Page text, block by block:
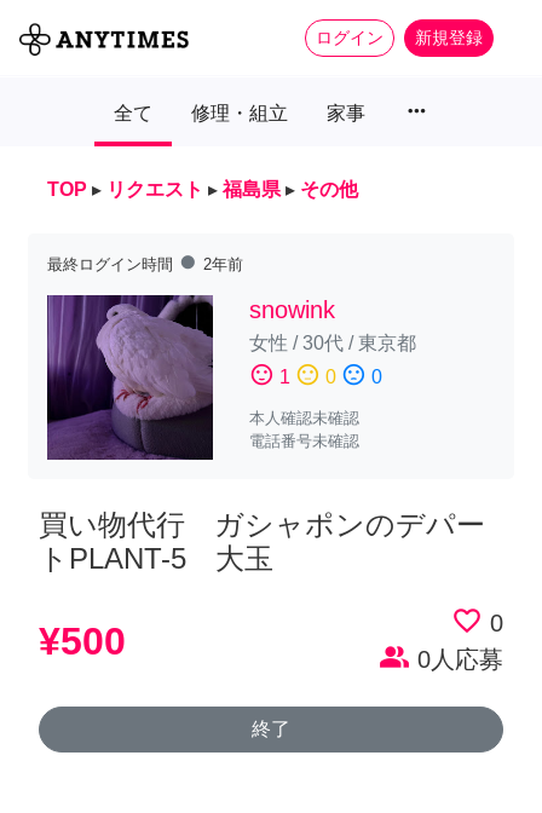
ログイン 新規登録
全て 修理・組立 家事 more_horiz
TOP ▸ リクエスト ▸ 福島県 ▸ その他
最終ログイン時間 fiber_manual_record 2年前
snowink
女性 /30代/東京都
sentiment_satisfied 1 sentiment_neutral 0 sentiment_dissatisfied 0
本人確認未確認
電話番号未確認
買い物代行 ガシャポンのデパー
トPLANT-5 大玉
¥500 favorite_border 0
people_alt 0人応募
終了